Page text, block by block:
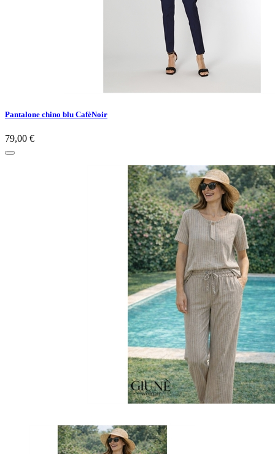
Pantalone chino blu CafèNoir
79,00 €